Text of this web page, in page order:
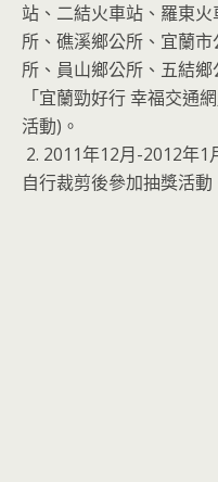
站、二結火車站、羅東
所、礁溪鄉公所、宜蘭
所、員山鄉公所、五結
「宜蘭勁好行 幸福交通
活動)。
2. 2011年12月-2012年
自行裁剪後參加抽獎活動